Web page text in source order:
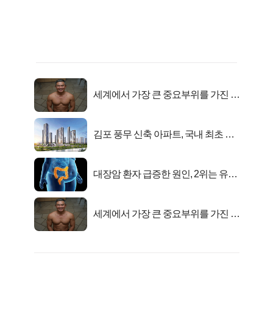
세계에서 가장 큰 중요부위를 가진 남
김포 풍무 신축 아파트, 국내 최초 반
대장암 환자 급증한 원인, 2위는 유산
세계에서 가장 큰 중요부위를 가진 남